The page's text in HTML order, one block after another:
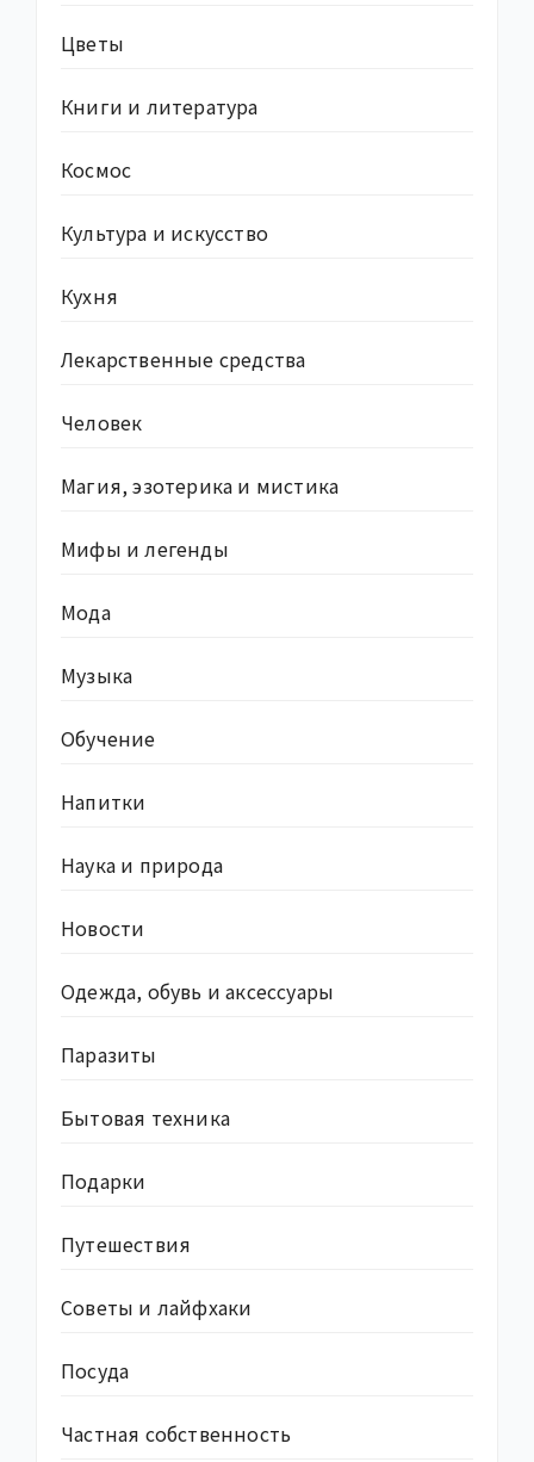
Цветы
Книги и литература
Космос
Культура и искусство
Кухня
Лекарственные средства
Человек
Магия, эзотерика и мистика
Мифы и легенды
Мода
Музыка
Обучение
Напитки
Наука и природа
Новости
Одежда, обувь и аксессуары
Паразиты
Бытовая техника
Подарки
Путешествия
Советы и лайфхаки
Посуда
Частная собственность